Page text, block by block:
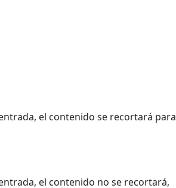
el contenido se recortará para
el contenido no se recortará,